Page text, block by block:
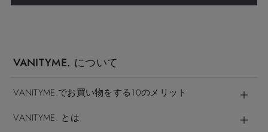
VANITYME. について
VANITYME.でお買い物をする10のメリット
VANITYME. とは